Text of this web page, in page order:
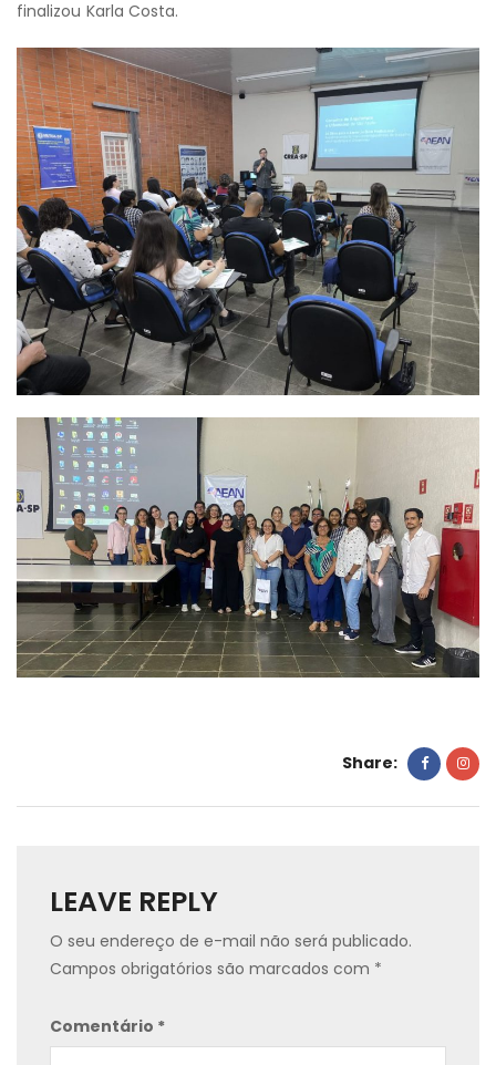
finalizou Karla Costa.
Share:
LEAVE REPLY
O seu endereço de e-mail não será publicado.
Campos obrigatórios são marcados com *
Comentário *